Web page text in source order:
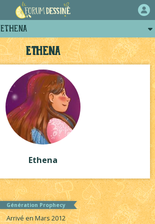
Ethena
Ethena
Génération Prophecy
Arrivé en Mars 2012
Ethena
Posts d'Ethena
Projets collectifs d'Ethena